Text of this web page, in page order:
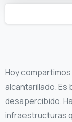
Hoy
alcantarillado. Es
desapercibido.
infraestructuras